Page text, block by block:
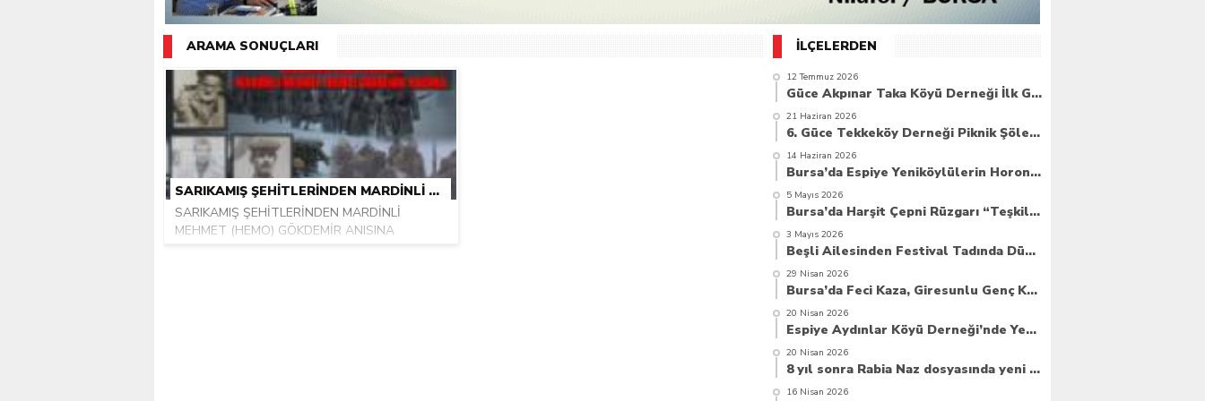
ARAMA SONUÇLARI
SARIKAMIŞ ŞEHİTLERİNDEN MARDİNLİ MEHMET (HEMO) GÖKDEMİR ANISINA
SARIKAMIŞ ŞEHİTLERİNDEN MARDİNLİ
MEHMET (HEMO) GÖKDEMİR ANISINA
İLÇELERDEN
12 Temmuz 2026
Güce Akpınar Taka Köyü Derneği İlk Genel Kurulunu Gerçekleştirdi
21 Haziran 2026
6. Güce Tekkeköy Derneği Piknik Şöleni Yoğun Katılımla Gerçekleşti
14 Haziran 2026
Bursa’da Espiye Yeniköylülerin Horonla Başlayan Piknik Şöleni, Geleceğe Atılan Temellerle Taçlandı
5 Mayıs 2026
Bursa’da Harşit Çepni Rüzgarı “Teşkilat Merkezi Coşkuyla Açıldı”
3 Mayıs 2026
Beşli Ailesinden Festival Tadında Düğün Cemiyeti
29 Nisan 2026
Bursa’da Feci Kaza, Giresunlu Genç Kaza Kurbanı Oldu
20 Nisan 2026
Espiye Aydınlar Köyü Derneği’nde Yeni Dönem: Genç Yönetim Göreve Başladı
20 Nisan 2026
8 yıl sonra Rabia Naz dosyasında yeni umut
16 Nisan 2026